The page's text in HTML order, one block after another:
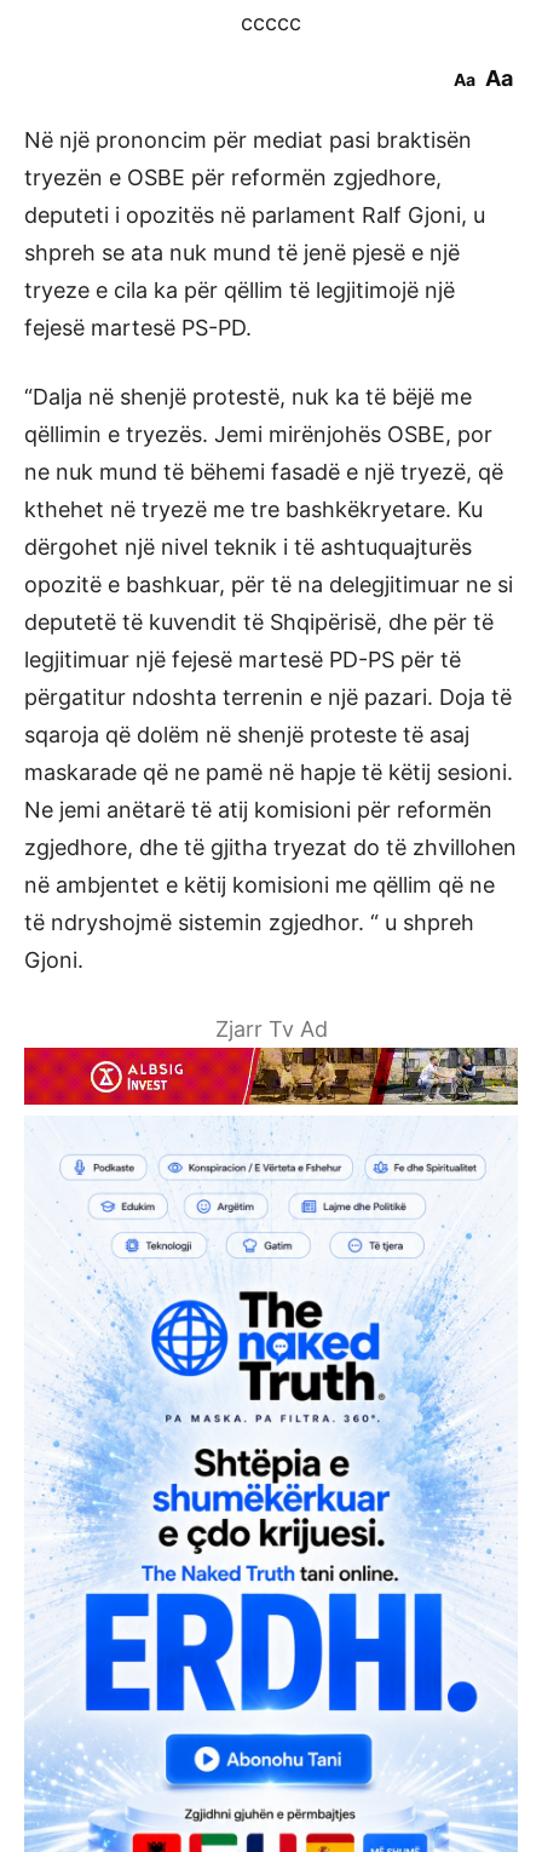
ccccc
Aa Aa
Në një prononcim për mediat pasi braktisën
tryezën e OSBE për reformën zgjedhore,
deputeti i opozitës në parlament Ralf Gjoni, u
shpreh se ata nuk mund të jenë pjesë e një
tryeze e cila ka për qëllim të legjitimojë një
fejesë martesë PS-PD.
“Dalja në shenjë protestë, nuk ka të bëjë me
qëllimin e tryezës. Jemi mirënjohës OSBE, por
ne nuk mund të bëhemi fasadë e një tryezë, që
kthehet në tryezë me tre bashkëkryetare. Ku
dërgohet një nivel teknik i të ashtuquajturës
opozitë e bashkuar, për të na delegjitimuar ne si
deputetë të kuvendit të Shqipërisë, dhe për të
legjitimuar një fejesë martesë PD-PS për të
përgatitur ndoshta terrenin e një pazari. Doja të
sqaroja që dolëm në shenjë proteste të asaj
maskarade që ne pamë në hapje të këtij sesioni.
Ne jemi anëtarë të atij komisioni për reformën
zgjedhore, dhe të gjitha tryezat do të zhvillohen
në ambjentet e këtij komisioni me qëllim që ne
të ndryshojmë sistemin zgjedhor. “ u shpreh
Gjoni.
Zjarr Tv Ad